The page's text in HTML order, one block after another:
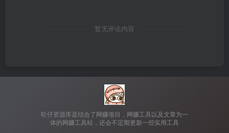
暂无评论内容
旺仔资源库是结合了网赚项目，网赚工具以及文章为一
体的网赚工具站，还会不定期更新一些实用工具